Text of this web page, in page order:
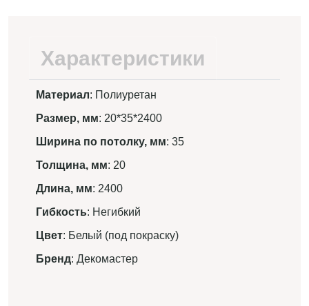
Характеристики
Материал: Полиуретан
Размер, мм: 20*35*2400
Ширина по потолку, мм: 35
Толщина, мм: 20
Длина, мм: 2400
Гибкость: Негибкий
Цвет: Белый (под покраску)
Бренд: Декомастер